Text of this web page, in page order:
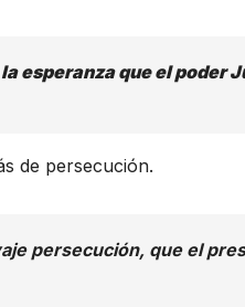
esperanza que el poder
de persecución.
persecución, que el